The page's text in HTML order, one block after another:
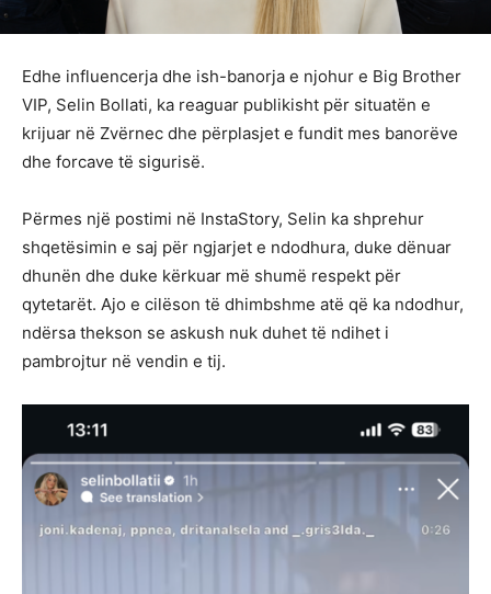
Edhe influencerja dhe ish-banorja e njohur e Big Brother
VIP, Selin Bollati, ka reaguar publikisht për situatën e
krijuar në Zvërnec dhe përplasjet e fundit mes banorëve
dhe forcave të sigurisë.
Përmes një postimi në InstaStory, Selin ka shprehur
shqetësimin e saj për ngjarjet e ndodhura, duke dënuar
dhunën dhe duke kërkuar më shumë respekt për
qytetarët. Ajo e cilëson të dhimbshme atë që ka ndodhur,
ndërsa thekson se askush nuk duhet të ndihet i
pambrojtur në vendin e tij.